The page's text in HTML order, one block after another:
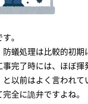
。
蟻処理は比較的初期
事完了時には、ほぼ揮
以前はよく言われて
全に詭弁ですよね。